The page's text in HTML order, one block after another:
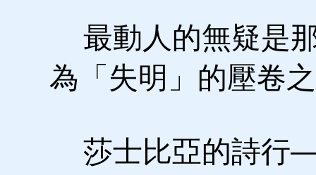
最動人的無疑是
為「失明」的壓卷
莎士比亞的詩行